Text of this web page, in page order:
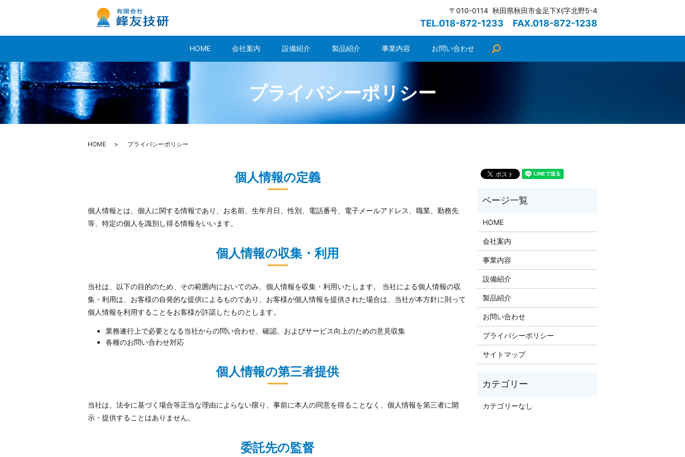
〒010-0114 秋田県秋田市金足下刈字北野5-4
TEL.018-872-1233 FAX.018-872-1238
HOME 会社案内 設備紹介 製品紹介 事業内容 お問い合わせ search
プライバシーポリシー
HOME プライバシーポリシー
個人情報の定義
個人情報とは、個人に関する情報であり、お名前、生年月日、性別、電話番号、電子メールアドレス、職業、勤務先
等、特定の個人を識別し得る情報をいいます。
個人情報の収集・利用
当社は、以下の目的のため、その範囲内においてのみ、個人情報を収集・利用いたします。 当社による個人情報の収
集・利用は、お客様の自発的な提供によるものであり、お客様が個人情報を提供された場合は、当社が本方針に則って
個人情報を利用することをお客様が許諾したものとします。
業務遂行上で必要となる当社からの問い合わせ、確認、およびサービス向上のための意見収集
各種のお問い合わせ対応
個人情報の第三者提供
当社は、法令に基づく場合等正当な理由によらない限り、事前に本人の同意を得ることなく、個人情報を第三者に開
示・提供することはありません。
委託先の監督
HOME
会社案内
事業内容
設備紹介
製品紹介
お問い合わせ
プライバシーポリシー
サイトマップ
カテゴリーなし